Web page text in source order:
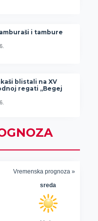
i tambure
blistali na XV
regati „Begej